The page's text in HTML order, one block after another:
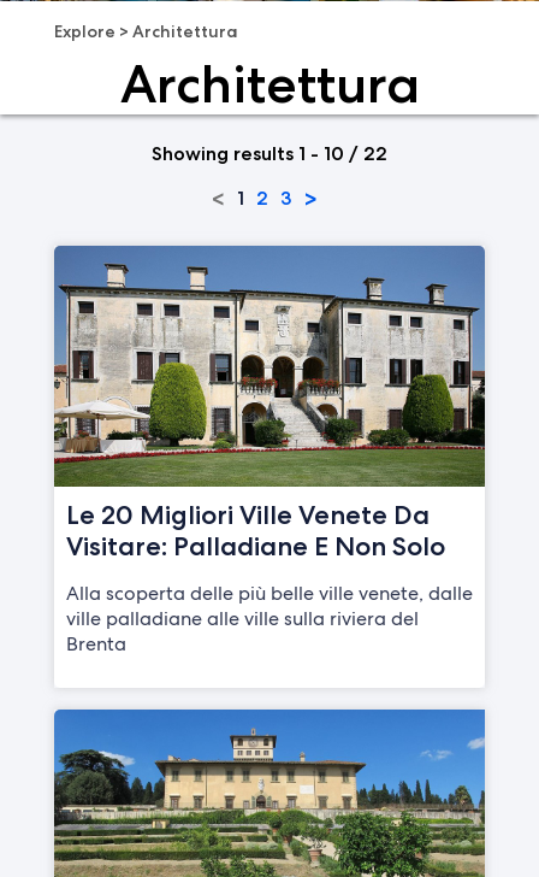
Explore > Architettura
Architettura
Showing results 1 - 10 / 22
< 1 2 3 >
Le 20 Migliori Ville Venete Da
Visitare: Palladiane E Non Solo
Alla scoperta delle più belle ville venete, dalle
ville palladiane alle ville sulla riviera del
Brenta